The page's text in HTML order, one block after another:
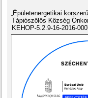
„Épületenergetikai
Tápiószőlős Község
KEHOP-5.2.9-16-2016-